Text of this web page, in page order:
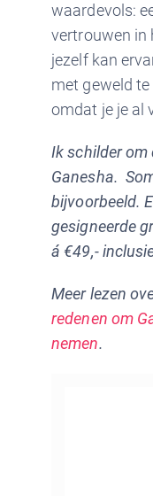
waardevols:
vertrouwen in
jezelf kan
met geweld
omdat je je al
Ik schilder om
Ganesha.
bijvoorbeeld.
gesigneerde
á €49,-
Meer lezen
redenen om
nemen.